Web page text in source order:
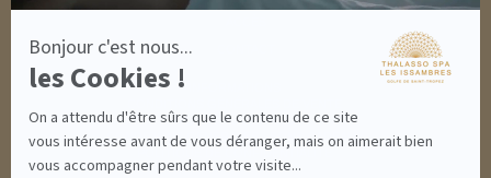
Bonjour c'est nous...
les Cookies !
On a attendu d'être sûrs que le contenu de ce site
vous intéresse avant de vous déranger, mais on aimerait bien
vous accompagner pendant votre visite...
MENTIONS LÉGALES
CONDITIONS GÉNÉRALES - BONS CADEAUX
POLITIQUE DE CONFIDENTIALITÉ